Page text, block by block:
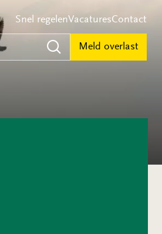
Snel regelenVacaturesContact
Zoeken
Meld overlast